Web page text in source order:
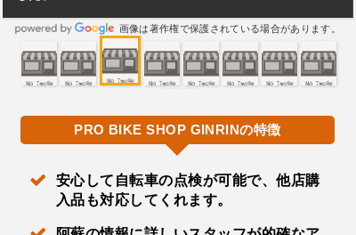
画像は著作権で保護されている場合があります。
PRO BIKE SHOP GINRINの特徴
安心して自転車の点検が可能で、他店購
入品も対応してくれます。